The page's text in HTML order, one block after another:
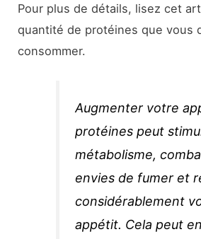
Pour plus de détails, lisez cet
quantité de protéines que vous
consommer.
Augmenter votre
protéines peut
métabolisme,
envies de fumer et
considérablement
appétit. Cela peut